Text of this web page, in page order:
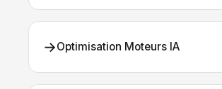
→Optimisation Moteurs IA